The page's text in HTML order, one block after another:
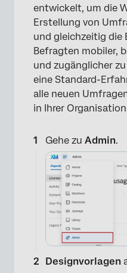
entwickelt, um die
Erstellung von
und gleichzeitig die
Befragten mobiler,
und zugänglicher
eine Standard-
alle neuen
in Ihrer
Gehe zu Admin.
Designvorlagen